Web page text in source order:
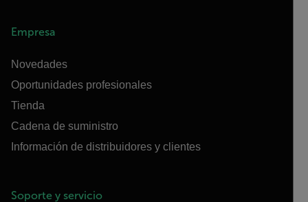
Empresa
Novedades
Oportunidades profesionales
Tienda
Cadena de suministro
Información de distribuidores y clientes
Soporte y servicio